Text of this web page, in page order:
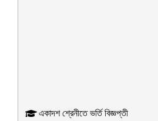
একাদশ শ্রেনীতে ভর্তি বিজ্ঞপ্তী